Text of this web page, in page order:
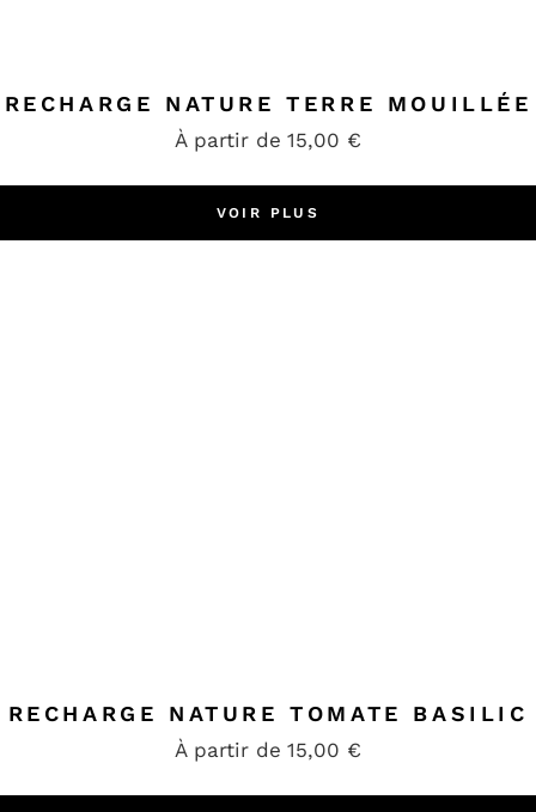
RECHARGE NATURE TERRE MOUILLÉE
À partir de 15,00 €
VOIR PLUS
RECHARGE NATURE TOMATE BASILIC
À partir de 15,00 €